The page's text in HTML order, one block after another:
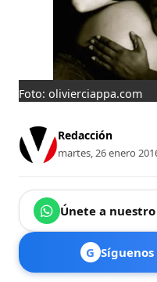
Foto: olivierciappa.com
Redacción
martes, 26 enero
Únete a
G